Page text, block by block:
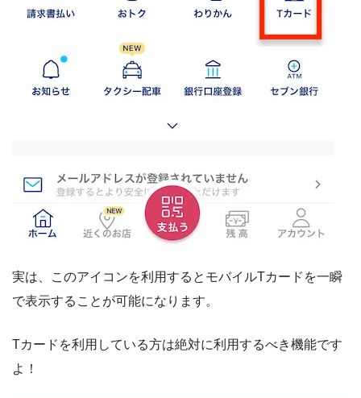
実は、このアイコンを利用するとモバイルTカードを一瞬
で表示することが可能になります。
Tカードを利用している方は絶対に利用するべき機能です
よ！